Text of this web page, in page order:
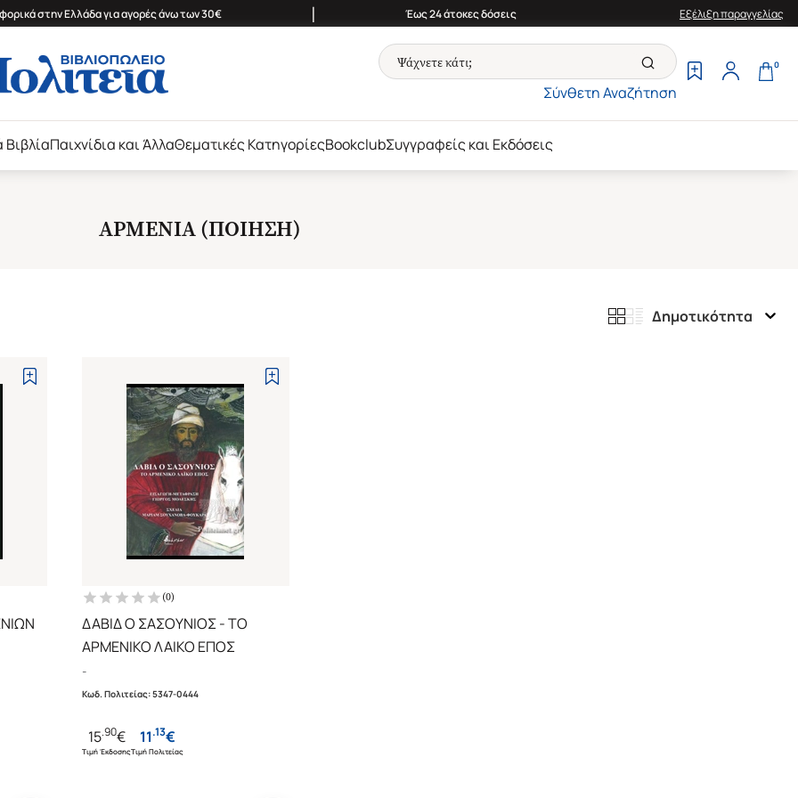
στην Ελλάδα για αγορές άνω των 30€ | Έως 24 άτοκες δόσεις Εξέλιξη παραγγελίας
Σύνθετη Αναζήτηση
0
ΒιβλίαΠαιχνίδια και ΆλλαΘεματικές ΚατηγορίεςBookclubΣυγγραφείς και Εκδόσεις
ΑΡΜΕΝΙΑ (ΠΟΙΗΣΗ)
Δημοτικότητα
(0)
ΔΑΒΙΔ Ο ΣΑΣΟΥΝΙΟΣ - ΤΟ
ΑΡΜΕΝΙΚΟ ΛΑΙΚΟ ΕΠΟΣ
-
Κωδ. Πολιτείας:5347-0444
15.90€
Τιμή Έκδοσης
11.13€
Τιμή Πολιτείας